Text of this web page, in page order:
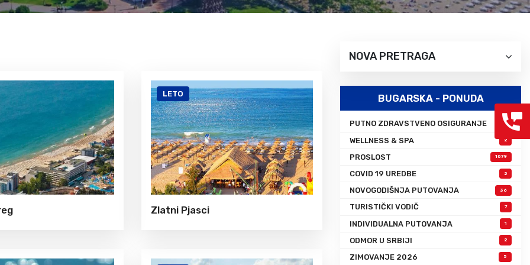
Krf
Pilion
Amuljani
Kefalonija
Krit
Grcka hoteli – preporuka
Tasos
Evia
Kefalonija
Skijatos
LETO
Zlatni Pjasci
NOVA PRETRAGA
BUGARSKA - PONUDA
PUTNO ZDRAVSTVENO OSIGURANJE 1
WELLNESS & SPA 2
PROSLOST 1079
COVID 19 UREDBE 2
NOVOGODIŠNJA PUTOVANJA 36
TURISTIČKI VODIČ 7
INDIVIDUALNA PUTOVANJA 1
ODMOR U SRBIJI 2
ZIMOVANJE 2026 5